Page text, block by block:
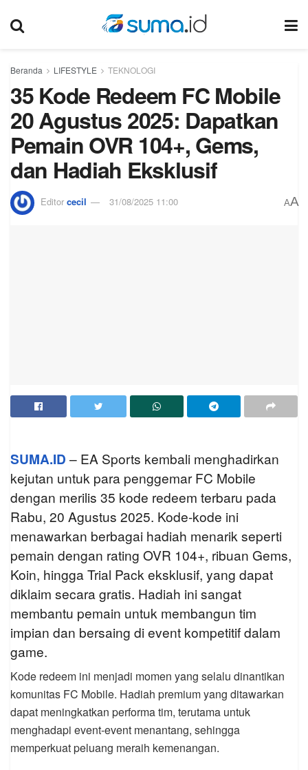
Beranda LIFESTYLE TEKNOLOGI
35 Kode Redeem FC Mobile
20 Agustus 2025: Dapatkan
Pemain OVR 104+, Gems,
dan Hadiah Eksklusif
Editor cecil 31/08/2025 11:00 AA
SUMA.ID – EA Sports kembali menghadirkan
kejutan untuk para penggemar FC Mobile
dengan merilis 35 kode redeem terbaru pada
Rabu, 20 Agustus 2025. Kode-kode ini
menawarkan berbagai hadiah menarik seperti
pemain dengan rating OVR 104+, ribuan Gems,
Koin, hingga Trial Pack eksklusif, yang dapat
diklaim secara gratis. Hadiah ini sangat
membantu pemain untuk membangun tim
impian dan bersaing di event kompetitif dalam
game.
Kode redeem ini menjadi momen yang selalu dinantikan
komunitas FC Mobile. Hadiah premium yang ditawarkan
dapat meningkatkan performa tim, terutama untuk
menghadapi event-event menantang, sehingga
memperkuat peluang meraih kemenangan.